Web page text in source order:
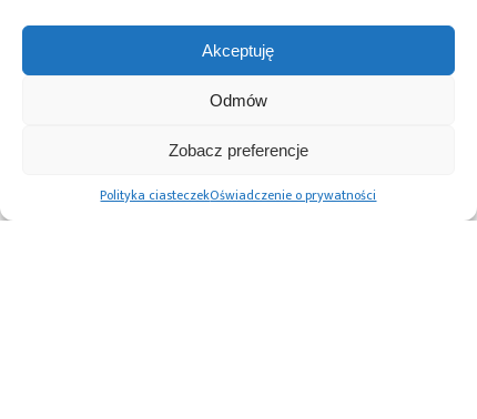
Akceptuję
Odmów
Zobacz preferencje
Polityka ciasteczekOświadczenie o prywatności
Przeczytaj również:
pilotażową linię
Wielomiliardowy
technologii
wykorzystują